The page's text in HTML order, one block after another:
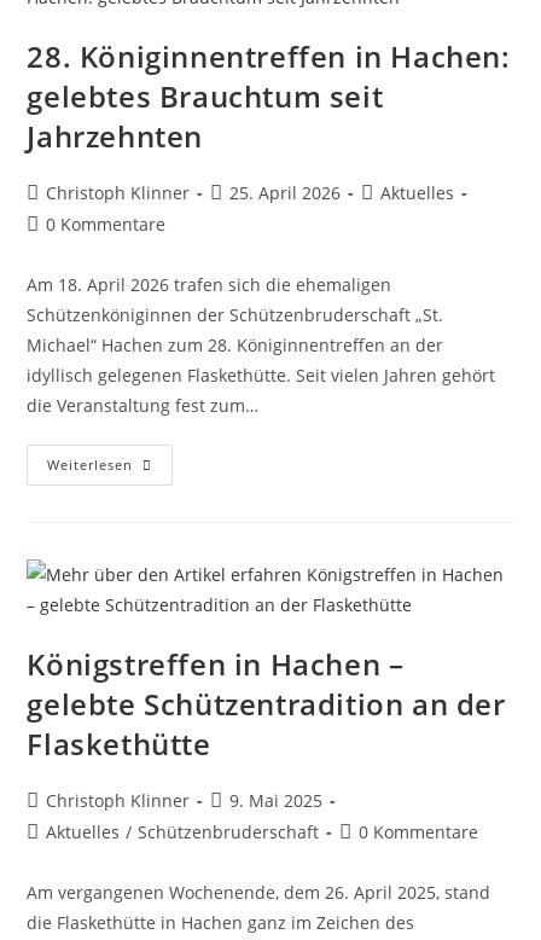
28. Königinnentreffen in Hachen:
gelebtes Brauchtum seit
Jahrzehnten
Christoph Klinner 25. April 2026
Aktuelles
0 Kommentare
Am 18. April 2026 trafen sich die ehemaligen
Schützenköniginnen der Schützenbruderschaft „St.
Michael“ Hachen zum 28. Königinnentreffen an der
idyllisch gelegenen Flaskethütte. Seit vielen Jahren gehört
die Veranstaltung fest zum…
Weiterlesen
Königstreffen in Hachen –
gelebte Schützentradition an der
Flaskethütte
Christoph Klinner
9. Mai 2025
Aktuelles / Schützenbruderschaft 0 Kommentare
Am vergangenen Wochenende, dem 26. April 2025, stand
die Flaskethütte in Hachen ganz im Zeichen des